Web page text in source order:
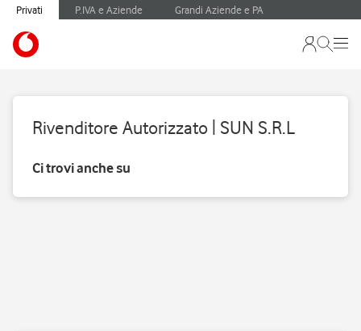
Privati P.IVA e Aziende Grandi Aziende e PA
Rivenditore Autorizzato | SUN S.R.L
Ci trovi anche su